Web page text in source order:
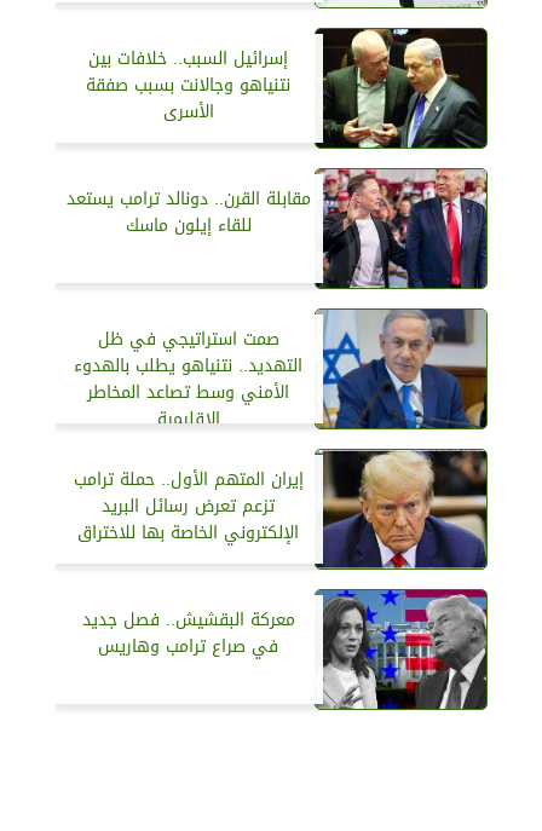
إسرائيل السبب.. خلافات بين
نتنياهو وجالانت بسبب صفقة
الأسرى
مقابلة القرن.. دونالد ترامب يستعد
للقاء إيلون ماسك
صمت استراتيجي في ظل
التهديد.. نتنياهو يطلب بالهدوء
الأمني وسط تصاعد المخاطر
الإقليمية
إيران المتهم الأول.. حملة ترامب
تزعم تعرض رسائل البريد
الإلكتروني الخاصة بها للاختراق
معركة البقشيش.. فصل جديد
في صراع ترامب وهاريس